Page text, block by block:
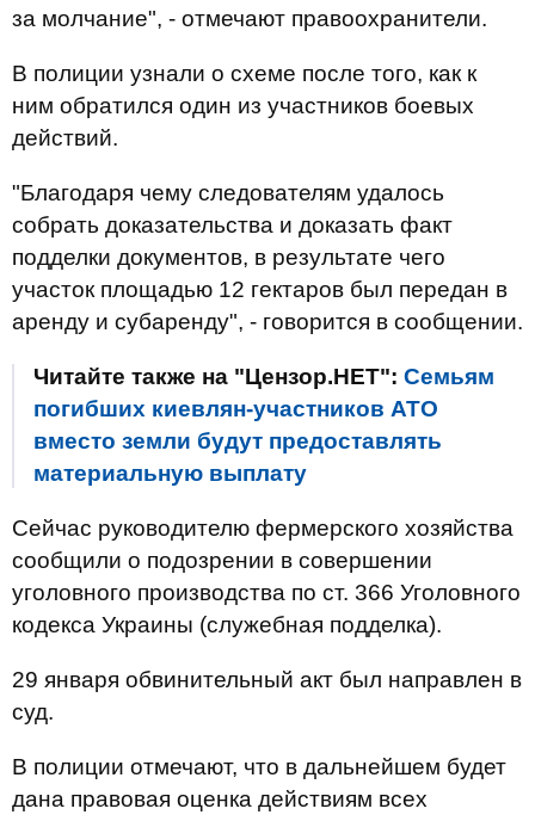
за молчание", - отмечают правоохранители.
В полиции узнали о схеме после того, как к
ним обратился один из участников боевых
действий.
"Благодаря чему следователям удалось
собрать доказательства и доказать факт
подделки документов, в результате чего
участок площадью 12 гектаров был передан в
аренду и субаренду", - говорится в сообщении.
Читайте также на "Цензор.НЕТ": Семьям
погибших киевлян-участников АТО
вместо земли будут предоставлять
материальную выплату
Сейчас руководителю фермерского хозяйства
сообщили о подозрении в совершении
уголовного производства по ст. 366 Уголовного
кодекса Украины (служебная подделка).
29 января обвинительный акт был направлен в
суд.
В полиции отмечают, что в дальнейшем будет
дана правовая оценка действиям всех